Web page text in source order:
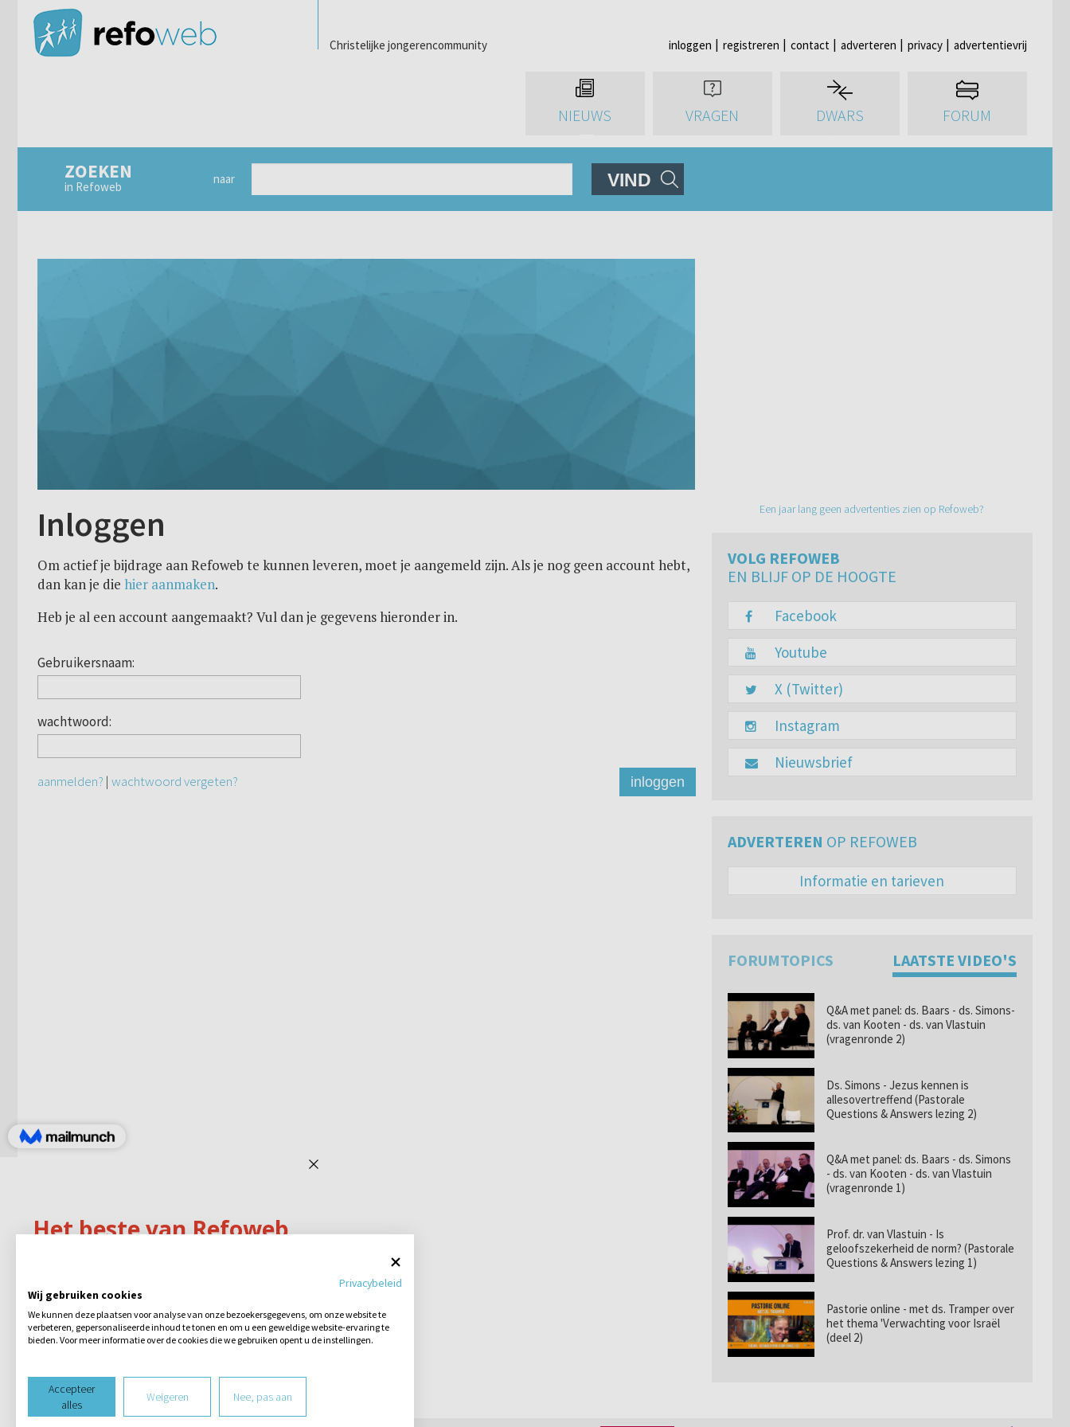
Christelijke jongerencommunity inloggen registreren contact adverteren privacy advertentievrij
NIEUWS VRAGEN DWARS FORUM
ZOEKEN
in Refoweb
naar VIND
Inloggen
Om actief je bijdrage aan Refoweb te kunnen leveren, moet je aangemeld zijn. Als je nog geen account hebt,
dan kan je die hier aanmaken.
Heb je al een account aangemaakt? Vul dan je gegevens hieronder in.
Gebruikersnaam:
wachtwoord:
aanmelden? | wachtwoord vergeten? inloggen
Een jaar lang geen advertenties zien op Refoweb?
VOLG REFOWEB
EN BLIJF OP DE HOOGTE
Facebook
Youtube
X (Twitter)
Instagram
Nieuwsbrief
ADVERTEREN OP REFOWEB
Informatie en tarieven
FORUMTOPICS LAATSTE VIDEO'S
Q&A met panel: ds. Baars - ds. Simons-
ds. van Kooten - ds. van Vlastuin
(vragenronde 2)
Ds. Simons - Jezus kennen is
allesovertreffend (Pastorale
Questions & Answers lezing 2)
Q&A met panel: ds. Baars - ds. Simons
- ds. van Kooten - ds. van Vlastuin
(vragenronde 1)
Prof. dr. van Vlastuin - Is
geloofszekerheid de norm? (Pastorale
Questions & Answers lezing 1)
Pastorie online - met ds. Tramper over
het thema 'Verwachting voor Israël
(deel 2)
Privacybeleid
Wij gebruiken cookies
We kunnen deze plaatsen voor analyse van onze bezoekersgegevens, om onze website te
verbeteren, gepersonaliseerde inhoud te tonen en om u een geweldige website-ervaring te
bieden. Voor meer informatie over de cookies die we gebruiken opent u de instellingen.
Accepteer
alles
Weigeren Nee, pas aan